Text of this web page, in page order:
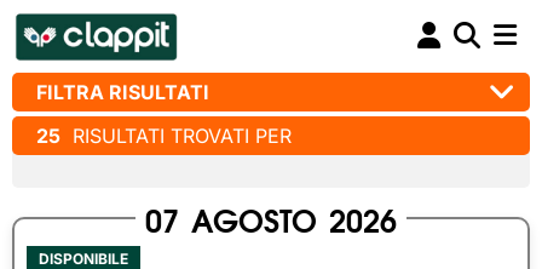
FILTRA RISULTATI
25 RISULTATI TROVATI PER
07 AGOSTO 2026
DISPONIBILE